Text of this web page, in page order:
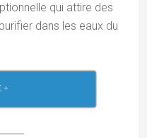
qui attire des
dans les eaux du
+